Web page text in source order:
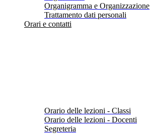
Organigramma e Organizzazione
Trattamento dati personali
Orari e contatti
Orario delle lezioni - Classi
Orario delle lezioni - Docenti
Segreteria